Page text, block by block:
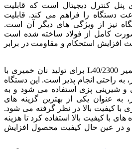
پنل کنترل دیجیتال است که قابلیت
دستگاه را فراهم می کند. قابلیت
نیز از ویژگی های دیگر آن است.
کامل از فولاد ساخته شده است
استحکام و مقاومت در برابر
استفاده از دستگاه رولر خمیر 2300/L40 برای تولید نان خمیری با
به راحتی انجام پذیر است. این دستگاه
و شیرینی پزی استفاده می شود و به
به عنوان یکی از بهترین گزینه های
با کیفیت بالا در نظر گرفته می شود.
با کیفیت بالا استفاده کرد تا هزینه
و در عین حال کیفیت محصول افزایش